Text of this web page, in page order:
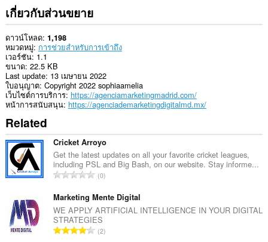
เกี่ยวกับส่วนขยาย
ดาวน์โหลด 1,198
หมวดหมู่ การช่วยสำหรับการเข้าถึง
เวอร์ชัน 1.1
ขนาด 22.5 KB
Last update 13 เมษายน 2022
ใบอนุญาต Copyright 2022 sophiaamelia
เว็บไซต์การบริการ https://agenciamarketingmadrid.com/
หน้าการสนับสนุน https://agenciademarketingdigitalmd.mx/
Related
Cricket Arroyo
Get the latest updates on all your favorite cricket leagues,
including PSL and Big Bash, on our website. Stay informe...
จำ
ว
น
ค
ะ
0
Marketing Mente Digital
WE APPLY ARTIFICIAL INTELLIGENCE IN YOUR DIGITAL
STRATEGIES
จำ
2